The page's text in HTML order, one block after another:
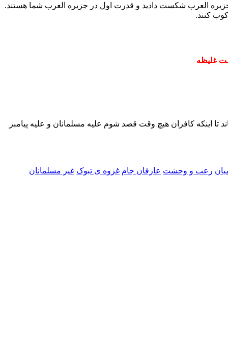
جزیره العرب شکست دادید و قدرت اول در جزیره العرب شما هستند.
کنند.
غلیظه
اینکه کافران هیچ وقت قصد شوم علیه مسلمانان و علیه پیامبر
رعب و وحشت عارفان جام غزوه ی تبوک غیر مسلمانان